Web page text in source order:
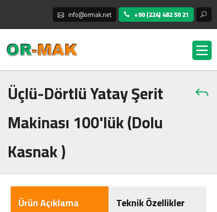
info@ormak.net +90 (224) 482 50 21
Üçlü-Dörtlü Yatay Şerit
Makinası 100'lük (Dolu
Kasnak )
Ürün Açıklama
Teknik Özellikler